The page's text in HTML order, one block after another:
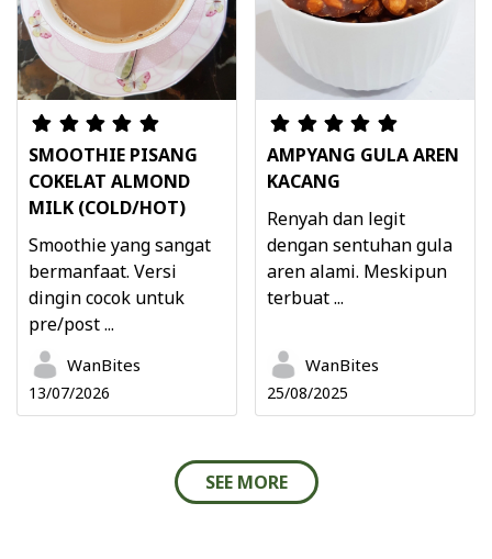
SMOOTHIE PISANG
COKELAT ALMOND
MILK (COLD/HOT)
Smoothie yang sangat
bermanfaat. Versi
dingin cocok untuk
pre/post ...
WanBites
13/07/2026
AMPYANG GULA AREN
KACANG
Renyah dan legit
dengan sentuhan gula
aren alami. Meskipun
terbuat ...
WanBites
25/08/2025
SEE MORE